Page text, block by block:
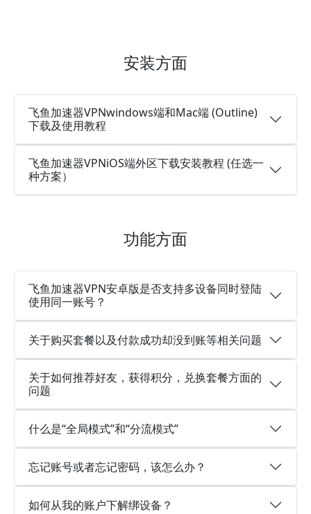
安装方面
飞鱼加速器VPNwindows端和Mac端 (Outline)
下载及使用教程
飞鱼加速器VPNiOS端外区下载安装教程 (任选一
种方案）
功能方面
飞鱼加速器VPN安卓版是否支持多设备同时登陆
使用同一账号？
关于购买套餐以及付款成功却没到账等相关问题
关于如何推荐好友，获得积分，兑换套餐方面的
问题
什么是“全局模式”和“分流模式”
忘记账号或者忘记密码，该怎么办？
如何从我的账户下解绑设备？